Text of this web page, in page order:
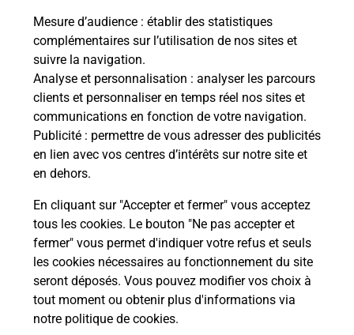
Mesure d’audience : établir des statistiques
complémentaires sur l’utilisation de nos sites et
suivre la navigation.
Analyse et personnalisation : analyser les parcours
clients et personnaliser en temps réel nos sites et
communications en fonction de votre navigation.
Publicité : permettre de vous adresser des publicités
en lien avec vos centres d’intérêts sur notre site et
en dehors.
En cliquant sur "Accepter et fermer" vous acceptez
tous les cookies. Le bouton "Ne pas accepter et
fermer" vous permet d'indiquer votre refus et seuls
les cookies nécessaires au fonctionnement du site
seront déposés. Vous pouvez modifier vos choix à
tout moment ou obtenir plus d'informations via
notre politique de cookies.
Comment La Poste participe-t-elle
à votre sécurité au quotidien ?
Puis-je passer mon code de la route
avec La Poste et sous quelles
conditions ?
Localiser Liste Puy-de-Dôme BAGNOLS